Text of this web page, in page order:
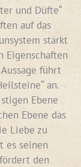
und Düfte“
auf das
stärkt
Eigenschaften
führt
an.
Ebene
Ebene das
Liebe zu
es seinen
den